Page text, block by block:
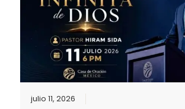
julio 11, 2026